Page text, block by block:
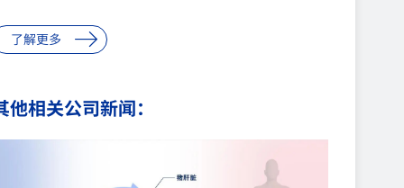
访问。公司首席科学家潘登科博士携全体员工热情
帕维尔博士作为莫斯科物理技术学院代表来访表示
烈欢迎，希望通过此次考察，增进了解加强合作。
斯科物理技术学院（国立大学）成立于1951年，...
了解更多
他相关公司新闻：